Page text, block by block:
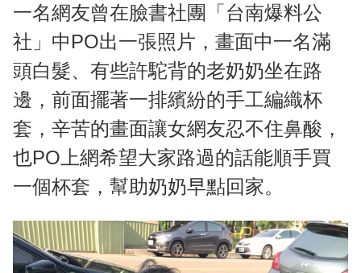
一名網友曾在臉書社團「台南爆料公
社」中PO出一張照片，畫面中一名滿
頭白髮、有些許駝背的老奶奶坐在路
邊，前面擺著一排繽紛的手工編織杯
套，辛苦的畫面讓女網友忍不住鼻酸，
也PO上網希望大家路過的話能順手買
一個杯套，幫助奶奶早點回家。